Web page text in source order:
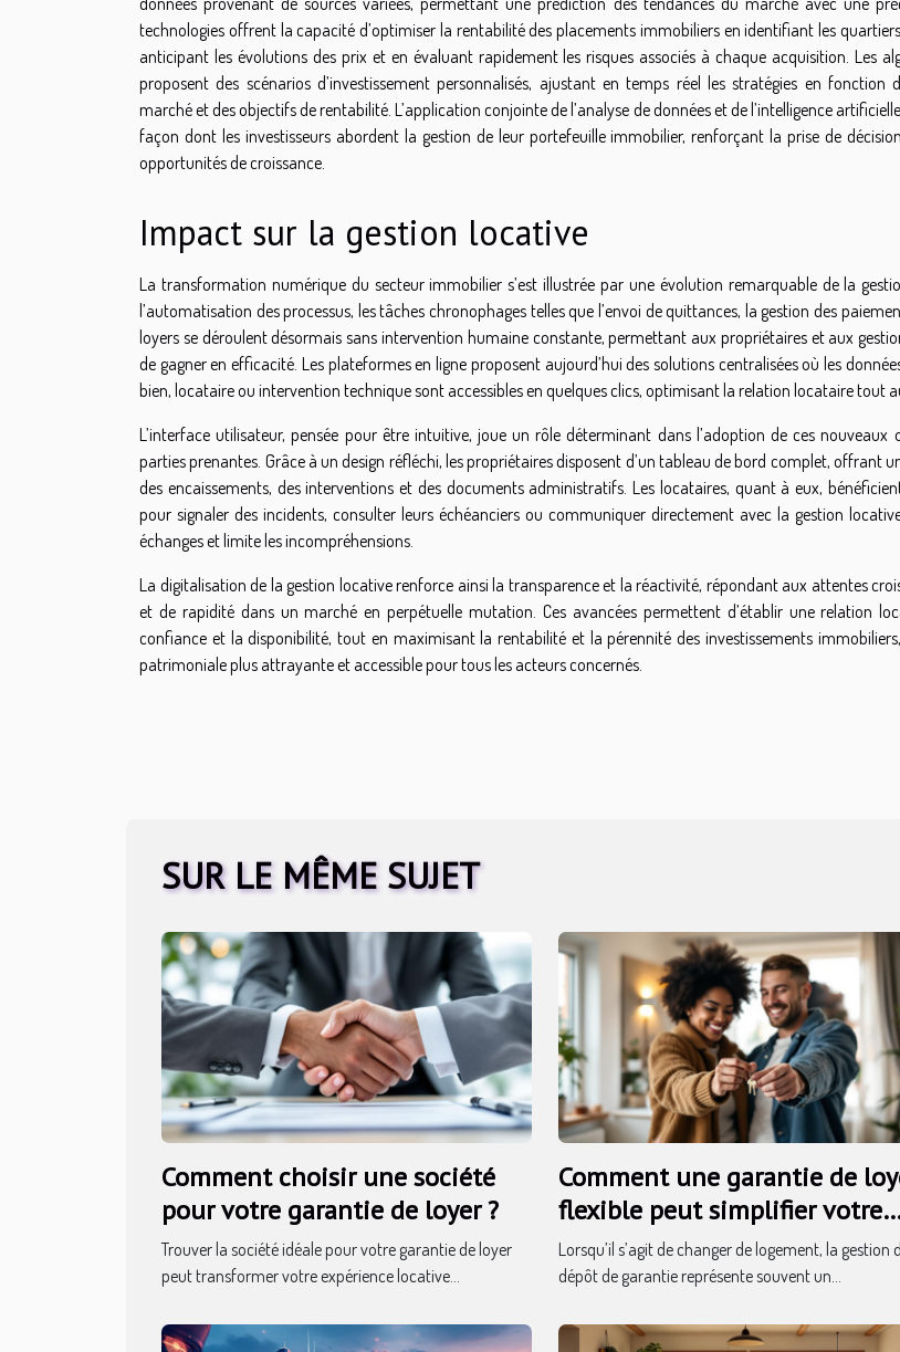
technologies offrent la capacité d’optimiser la rentabilité des placements immobiliers en identifiant les
anticipant les évolutions des prix et en évaluant rapidement les risques associés à chaque acquisition. Les
proposent des scénarios d’investissement personnalisés, ajustant en temps réel les stratégies en fonction
marché et des objectifs de rentabilité. L’application conjointe de l’analyse de données et de l’intelligence
façon dont les investisseurs abordent la gestion de leur portefeuille immobilier, renforçant la prise de
opportunités de croissance.
Impact sur la gestion locative
La transformation numérique du secteur immobilier s’est illustrée par une évolution remarquable de la
l’automatisation des processus, les tâches chronophages telles que l’envoi de quittances, la gestion des
loyers se déroulent désormais sans intervention humaine constante, permettant aux propriétaires et aux
de gagner en efficacité. Les plateformes en ligne proposent aujourd’hui des solutions centralisées où les
bien, locataire ou intervention technique sont accessibles en quelques clics, optimisant la relation locataire tout
L’interface utilisateur, pensée pour être intuitive, joue un rôle déterminant dans l’adoption de ces nouveaux
parties prenantes. Grâce à un design réfléchi, les propriétaires disposent d’un tableau de bord complet, offrant
des encaissements, des interventions et des documents administratifs. Les locataires, quant à eux,
pour signaler des incidents, consulter leurs échéanciers ou communiquer directement avec la gestion
échanges et limite les incompréhensions.
La digitalisation de la gestion locative renforce ainsi la transparence et la réactivité, répondant aux attentes
et de rapidité dans un marché en perpétuelle mutation. Ces avancées permettent d’établir une relation
confiance et la disponibilité, tout en maximisant la rentabilité et la pérennité des investissements
patrimoniale plus attrayante et accessible pour tous les acteurs concernés.
SUR LE MÊME SUJET
Comment choisir une société
pour votre garantie de loyer ?
Trouver la société idéale pour votre garantie de loyer
peut transformer votre expérience locative...
Comment une garantie de
flexible peut simplifier votre
déménagement ?
Lorsqu’il s’agit de changer de logement, la gestion
dépôt de garantie représente souvent un...